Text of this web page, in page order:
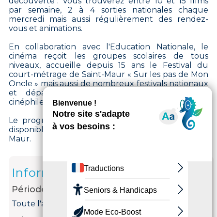
par semaine, 2 à 4 sorties nationales chaque
mercredi mais aussi régulièrement des rendez-
vous et animations.
En collaboration avec l'Education Nationale, le
cinéma reçoit les groupes scolaires de tous
niveaux, accueille depuis 15 ans le Festival du
court-métrage de Saint-Maur « Sur les pas de Mon
Oncle » mais aussi de nombreux festivals nationaux
et départementaux pour satisfaire tous les
cinéphiles, dès le plus jeune âge.
Le programme est édité tous les 15 jours et est
disponible dans les structures culturelles de Saint-
Maur.
Informations
Période d'ouverture
Toute l'année.